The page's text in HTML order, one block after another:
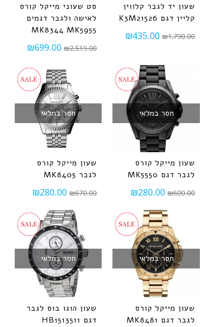
שעון יד לגבר קלווין
קליין דגם K3M21526
₪1,790.00
₪435.00
סט שעוני מייקל קורס
לאישה ולגבר דגמים
MK8344 MK5955
₪2,519.00
₪699.00
חסר במלאי
שעון מייקל קורס
לגבר דגם MK5550
₪600.00
₪280.00
חסר במלאי
שעון מייקל קורס
לגבר MK8405
₪670.00
₪280.00
חסר במלאי
שעון מייקל קורס
לגבר דגם MK8481
חסר במלאי
שעון הוגו בוס לגבר
דגם HB1513511